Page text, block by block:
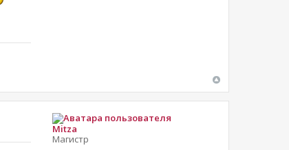
Mitza
Магистр